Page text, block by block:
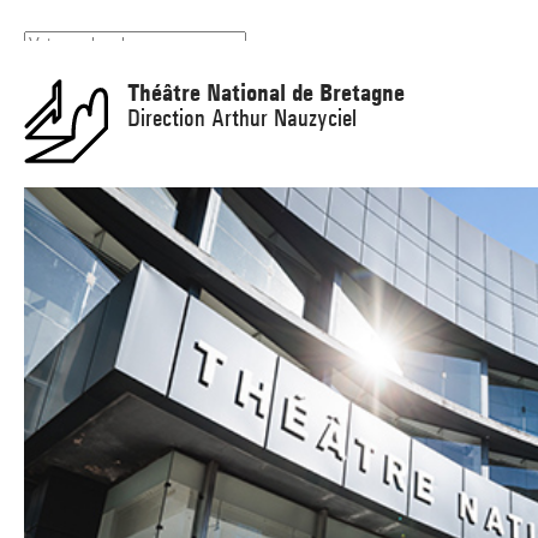
Théâtre National de Bretagne
Direction Arthur Nauzyciel